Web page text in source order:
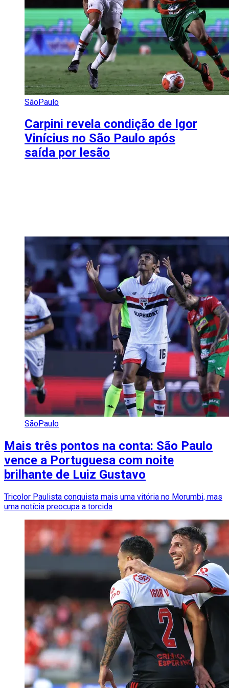
SãoPaulo
Carpini revela condição de Igor
Vinícius no São Paulo após
saída por lesão
SãoPaulo
Mais três pontos na conta: São Paulo
vence a Portuguesa com noite
brilhante de Luiz Gustavo
Tricolor Paulista conquista mais uma vitória no Morumbi, mas
uma notícia preocupa a torcida